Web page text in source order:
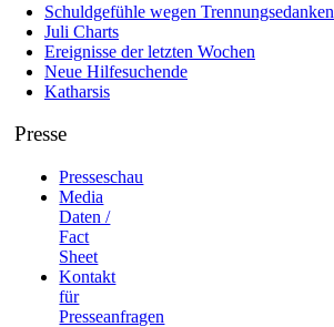
Schuldgefühle wegen Trennungsedanken
Juli Charts
Ereignisse der letzten Wochen
Neue Hilfesuchende
Katharsis
Presse
Presseschau
Media
Daten /
Fact
Sheet
Kontakt
für
Presseanfragen